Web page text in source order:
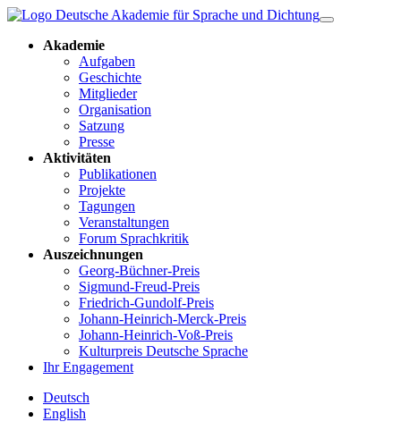
Akademie
Aufgaben
Geschichte
Mitglieder
Organisation
Satzung
Presse
Aktivitäten
Publikationen
Projekte
Tagungen
Veranstaltungen
Forum Sprachkritik
Auszeichnungen
Georg-Büchner-Preis
Sigmund-Freud-Preis
Friedrich-Gundolf-Preis
Johann-Heinrich-Merck-Preis
Johann-Heinrich-Voß-Preis
Kulturpreis Deutsche Sprache
Ihr Engagement
Deutsch
English